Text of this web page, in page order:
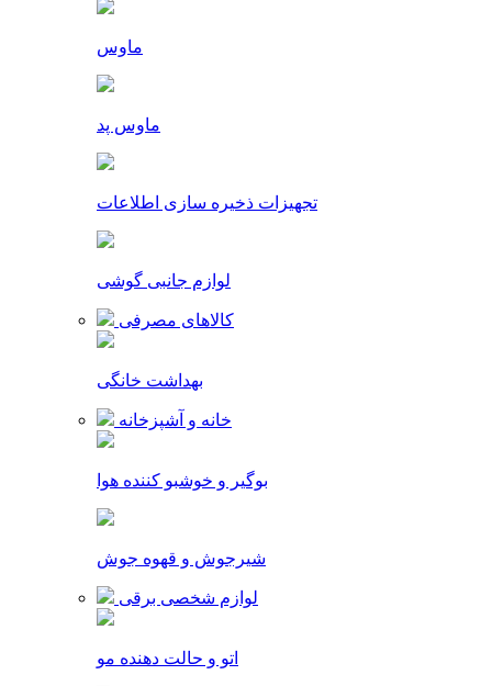
ماوس
ماوس پد
تجهیزات ذخیره سازی اطلاعات
لوازم جانبی گوشی
کالاهای مصرفی
بهداشت خانگی
خانه و آشپزخانه
بوگیر و خوشبو کننده هوا
شیرجوش و قهوه جوش
لوازم شخصی برقی
اتو و حالت دهنده مو